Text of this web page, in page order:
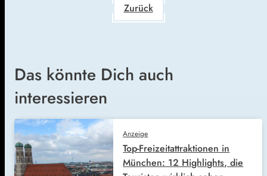
Zurück
Das könnte Dich auch
interessieren
Anzeige
Top-Freizeitattraktionen in
München: 12 Highlights, die